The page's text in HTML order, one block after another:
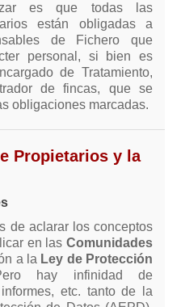
de Propietarios
de Vivienda en Propiedad
es que todas las
están obligadas a
de Fichero que
personal, si bien es
de Tratamiento,
de fincas, que se
obligaciones marcadas.
Propietarios y la
de aclarar los conceptos
en las Comunidades
a la Ley de Protección
hay infinidad de
etc. tanto de la